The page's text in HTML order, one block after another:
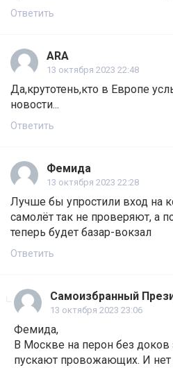
Ответить
ARA
13 октября 2023 22:48
Да,крутотень,кто в Европе
новости...
Ответить
Фемида
13 октября 2023 22:28
Лучше бы упростили вход на
самолёт так не проверяют, а
теперь будет базар-вокзал
Ответить
Самоизбранный
13 октября 2023 23:06
Фемида,
В Москве на перон без доков
пускают провожающих. И нет